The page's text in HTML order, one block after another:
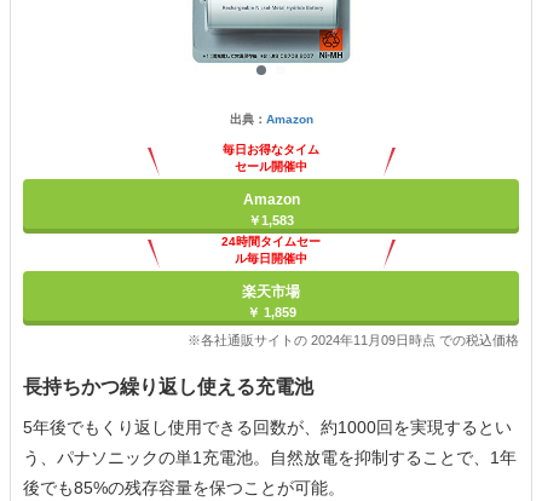
出典： Amazon
毎日お得なタイム
セール開催中
Amazon
￥1,583
24時間タイムセー
ル毎日開催中
楽天市場
￥ 1,859
※各社通販サイトの 2024年11月09日時点 での税込価格
長持ちかつ繰り返し使える充電池
5年後でもくり返し使用できる回数が、約1000回を実現するとい
う、パナソニックの単1充電池。自然放電を抑制することで、1年
後でも85%の残存容量を保つことが可能。